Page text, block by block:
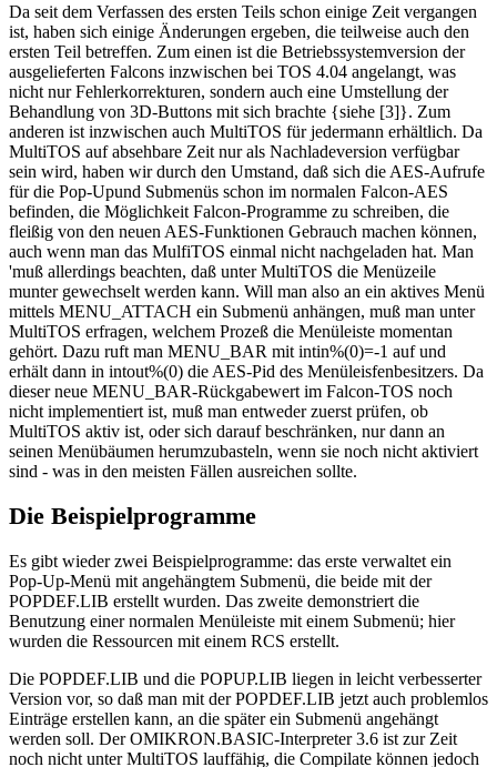
Da seit dem Verfassen des ersten Teils schon einige Zeit vergangen
ist, haben sich einige Änderungen ergeben, die teilweise auch den
ersten Teil betreffen. Zum einen ist die Betriebssystemversion der
ausgelieferten Falcons inzwischen bei TOS 4.04 angelangt, was
nicht nur Fehlerkorrekturen, sondern auch eine Umstellung der
Behandlung von 3D-Buttons mit sich brachte {siehe [3]}. Zum
anderen ist inzwischen auch MultiTOS für jedermann erhältlich. Da
MultiTOS auf absehbare Zeit nur als Nachladeversion verfügbar
sein wird, haben wir durch den Umstand, daß sich die AES-Aufrufe
für die Pop-Upund Submenüs schon im normalen Falcon-AES
befinden, die Möglichkeit Falcon-Programme zu schreiben, die
fleißig von den neuen AES-Funktionen Gebrauch machen können,
auch wenn man das MulfiTOS einmal nicht nachgeladen hat. Man
'muß allerdings beachten, daß unter MultiTOS die Menüzeile
munter gewechselt werden kann. Will man also an ein aktives Menü
mittels MENU_ATTACH ein Submenü anhängen, muß man unter
MultiTOS erfragen, welchem Prozeß die Menüleiste momentan
gehört. Dazu ruft man MENU_BAR mit intin%(0)=-1 auf und
erhält dann in intout%(0) die AES-Pid des Menüleisfenbesitzers. Da
dieser neue MENU_BAR-Rückgabewert im Falcon-TOS noch
nicht implementiert ist, muß man entweder zuerst prüfen, ob
MultiTOS aktiv ist, oder sich darauf beschränken, nur dann an
seinen Menübäumen herumzubasteln, wenn sie noch nicht aktiviert
sind - was in den meisten Fällen ausreichen sollte.
Die Beispielprogramme
Es gibt wieder zwei Beispielprogramme: das erste verwaltet ein
Pop-Up-Menü mit angehängtem Submenü, die beide mit der
POPDEF.LIB erstellt wurden. Das zweite demonstriert die
Benutzung einer normalen Menüleiste mit einem Submenü; hier
wurden die Ressourcen mit einem RCS erstellt.
Die POPDEF.LIB und die POPUP.LIB liegen in leicht verbesserter
Version vor, so daß man mit der POPDEF.LIB jetzt auch problemlos
Einträge erstellen kann, an die später ein Submenü angehängt
werden soll. Der OMIKRON.BASIC-Interpreter 3.6 ist zur Zeit
noch nicht unter MultiTOS lauffähig, die Compilate können jedoch